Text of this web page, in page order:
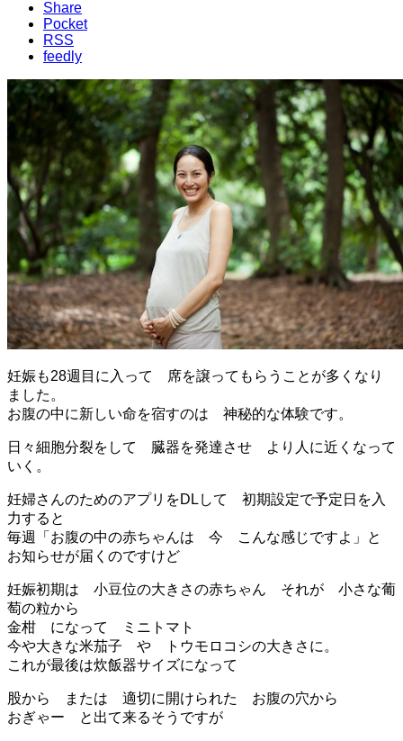
Share
Pocket
RSS
feedly
妊娠も28週目に入って 席を譲ってもらうことが多くなり
ました。
お腹の中に新しい命を宿すのは 神秘的な体験です。
日々細胞分裂をして 臓器を発達させ より人に近くなって
いく。
妊婦さんのためのアプリをDLして 初期設定で予定日を入
力すると
毎週「お腹の中の赤ちゃんは 今 こんな感じですよ」と
お知らせが届くのですけど
妊娠初期は 小豆位の大きさの赤ちゃん それが 小さな葡
萄の粒から
金柑 になって ミニトマト
今や大きな米茄子 や トウモロコシの大きさに。
これが最後は炊飯器サイズになって
股から または 適切に開けられた お腹の穴から
おぎゃー と出て来るそうですが